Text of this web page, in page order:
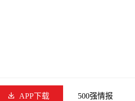
APP下载 500强情报